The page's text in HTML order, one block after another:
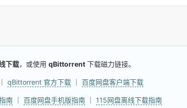
下载，或使用 qBittorrent 下载磁力链接。
qBittorrent 官方下载 百度网盘客户端下载
南 百度网盘手机版指南 115网盘离线下载指南